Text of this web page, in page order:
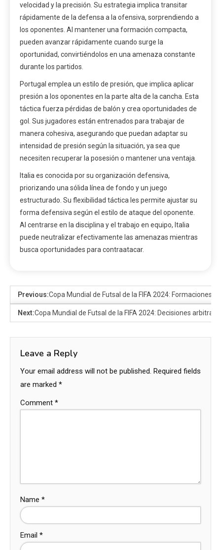
velocidad y la precisión. Su estrategia implica transitar
rápidamente de la defensa a la ofensiva, sorprendiendo a
los oponentes. Al mantener una formación compacta,
pueden avanzar rápidamente cuando surge la
oportunidad, convirtiéndolos en una amenaza constante
durante los partidos.
Portugal emplea un estilo de presión, que implica aplicar
presión a los oponentes en la parte alta de la cancha. Esta
táctica fuerza pérdidas de balón y crea oportunidades de
gol. Sus jugadores están entrenados para trabajar de
manera cohesiva, asegurando que puedan adaptar su
intensidad de presión según la situación, ya sea que
necesiten recuperar la posesión o mantener una ventaja.
Italia es conocida por su organización defensiva,
priorizando una sólida línea de fondo y un juego
estructurado. Su flexibilidad táctica les permite ajustar su
forma defensiva según el estilo de ataque del oponente.
Al centrarse en la disciplina y el trabajo en equipo, Italia
puede neutralizar efectivamente las amenazas mientras
busca oportunidades para contraatacar.
Previous:Copa Mundial de Futsal de la FIFA 2024: Formaciones
Next:Copa Mundial de Futsal de la FIFA 2024: Decisiones
Leave a Reply
Your email address will not be published. Required fields
are marked *
Comment *
Name *
Email *